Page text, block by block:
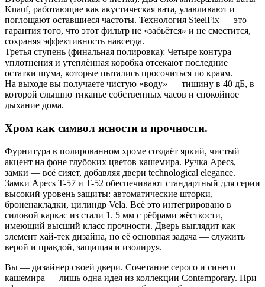
Knauf, работающие как акустическая вата, улавливают и
поглощают оставшиеся частоты. Технология SteelFix — это
гарантия того, что этот фильтр не «забьётся» и не сместится,
сохраняя эффективность навсегда.
Третья ступень (финальная полировка): Четыре контура
уплотнения и утеплённая коробка отсекают последние
остатки шума, которые пытались просочиться по краям.
На выходе вы получаете чистую «воду» — тишину в 40 дБ, в
которой слышно тиканье собственных часов и спокойное
дыхание дома.
Хром как символ ясности и прочности.
Фурнитура в полированном хроме создаёт яркий, чистый
акцент на фоне глубоких цветов кашемира. Ручка Apecs,
замки — всё сияет, добавляя двери technological elegance.
Замки Apecs T-57 и T-52 обеспечивают стандартный для серии
высокий уровень защиты: автоматические шторки,
броненакладки, цилиндр Vela. Всё это интегрировано в
силовой каркас из стали 1. 5 мм с рёбрами жёсткости,
имеющий высший класс прочности. Дверь выглядит как
элемент хай-тек дизайна, но её основная задача — служить
верой и правдой, защищая и изолируя.
Вы — дизайнер своей двери. Сочетание серого и синего
кашемира — лишь одна идея из коллекции Contemporary. При